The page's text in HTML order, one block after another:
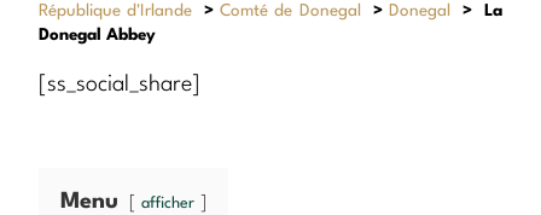
République d'Irlande
>Comté de Donegal > Donegal >
La
Donegal Abbey
[ss_social_share]
Menu afficher